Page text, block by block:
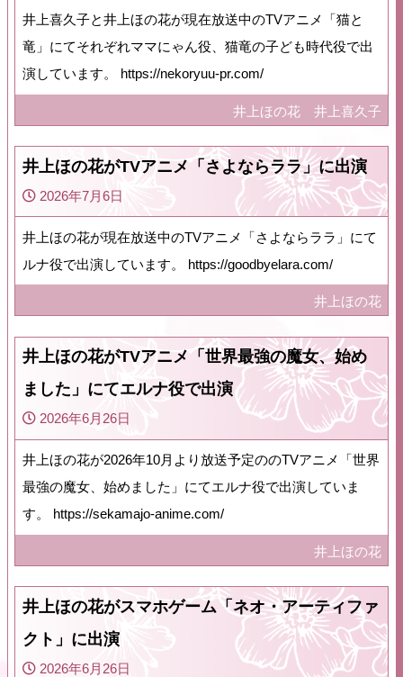
井上喜久子と井上ほの花が現在放送中のTVアニメ「猫と
竜」にてそれぞれママにゃん役、猫竜の子ども時代役で出
演しています。 https://nekoryuu-pr.com/
井上ほの花 井上喜久子
井上ほの花がTVアニメ「さよならララ」に出演
2026年7月6日
井上ほの花が現在放送中のTVアニメ「さよならララ」にて
ルナ役で出演しています。 https://goodbyelara.com/
井上ほの花
井上ほの花がTVアニメ「世界最強の魔女、始め
ました」にてエルナ役で出演
2026年6月26日
井上ほの花が2026年10月より放送予定ののTVアニメ「世界
最強の魔女、始めました」にてエルナ役で出演していま
す。 https://sekamajo-anime.com/
井上ほの花
井上ほの花がスマホゲーム「ネオ・アーティファ
クト」に出演
2026年6月26日